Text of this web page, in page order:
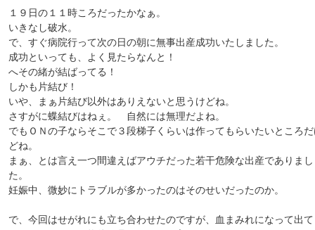
１９日の１１時ころだったかなぁ。
いきなし破水。
で、すぐ病院行って次の日の朝に無事出産成功いたしました。
成功といっても、よく見たらなんと！
へその緒が結ばってる！
しかも片結び！
いや、まぁ片結び以外はありえないと思うけどね。
さすがに蝶結びはねぇ。 自然には無理だよね。
でもＯＮの子ならそこで３段梯子くらいは作ってもらいたいところ
どね。
まぁ、とは言え一つ間違えばアウチだった若干危険な出産でありまし
た。
妊娠中、微妙にトラブルが多かったのはそのせいだったのか。
で、今回はせがれにも立ち合わせたのですが、血まみれになって出